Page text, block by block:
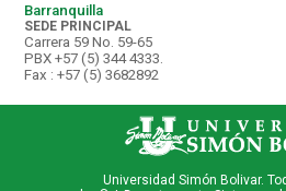
Barranquilla
SEDE PRINCIPAL
Carrera 59 No. 59-65
PBX +57 (5) 344 4333.
Fax : +57 (5) 3682892
Universidad Simón Bolivar.